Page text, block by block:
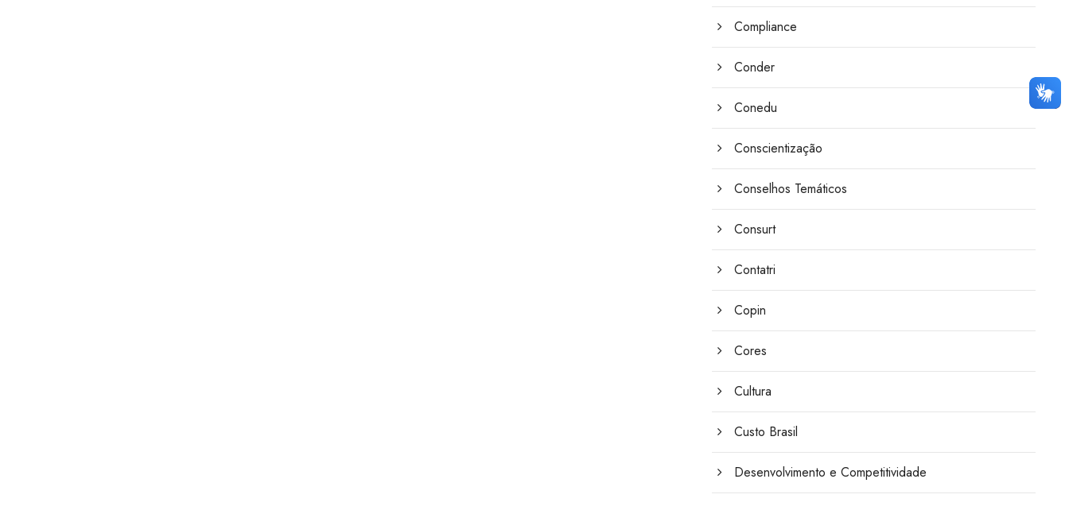
Compliance
Conder
Conedu
Conscientização
Conselhos Temáticos
Consurt
Contatri
Copin
Cores
Cultura
Custo Brasil
Desenvolvimento e Competitividade